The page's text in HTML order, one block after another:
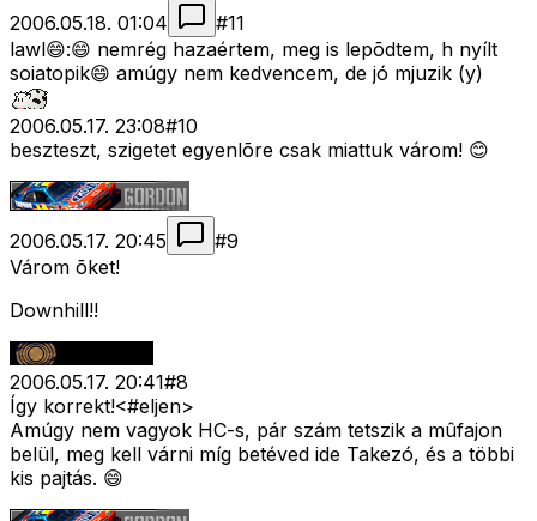
2006.05.18. 01:04
#11
lawl😄:😄 nemrég hazaértem, meg is lepõdtem, h nyílt
soiatopik😄 amúgy nem kedvencem, de jó mjuzik (y)
2006.05.17. 23:08#10
beszteszt, szigetet egyenlõre csak miattuk várom! 😊
2006.05.17. 20:45 #9
Várom õket!
Downhill!!
2006.05.17. 20:41#8
Így korrekt!<#eljen>
Amúgy nem vagyok HC-s, pár szám tetszik a mûfajon
belül, meg kell várni míg betéved ide Takezó, és a többi
kis pajtás. 😄